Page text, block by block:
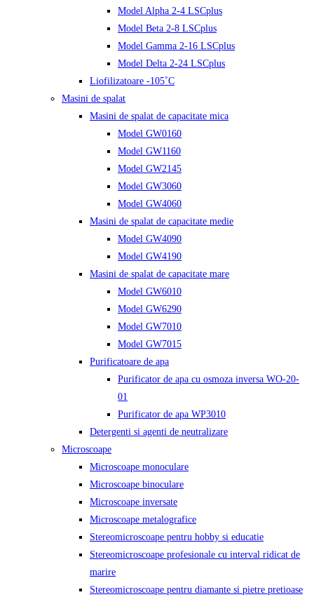
Model Alpha 2-4 LSCplus
Model Beta 2-8 LSCplus
Model Gamma 2-16 LSCplus
Model Delta 2-24 LSCplus
Liofilizatoare -105˚C
Masini de spalat
Masini de spalat de capacitate mica
Model GW0160
Model GW1160
Model GW2145
Model GW3060
Model GW4060
Masini de spalat de capacitate medie
Model GW4090
Model GW4190
Masini de spalat de capacitate mare
Model GW6010
Model GW6290
Model GW7010
Model GW7015
Purificatoare de apa
Purificator de apa cu osmoza inversa WO-20-
01
Purificator de apa WP3010
Detergenti si agenti de neutralizare
Microscoape
Microscoape monoculare
Microscoape binoculare
Microscoape inversate
Microscoape metalografice
Stereomicroscoape pentru hobby si educatie
Stereomicroscoape profesionale cu interval ridicat de
marire
Stereomicroscoape pentru diamante si pietre pretioase